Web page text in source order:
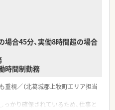
合45分、実働8時間超の場合
時間制勤務
重視／（北葛城郡上牧町エリア担当
かり確保されているため、仕事と